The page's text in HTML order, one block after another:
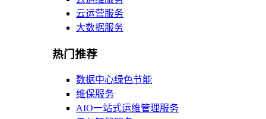
云运营服务
大数据服务
热门推荐
数据中心绿色节能
维保服务
AIO一站式运维管理服务